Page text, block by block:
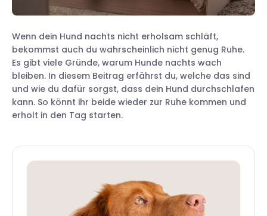
Wenn dein Hund nachts nicht erholsam schläft,
bekommst auch du wahrscheinlich nicht genug Ruhe.
Es gibt viele Gründe, warum Hunde nachts wach
bleiben. In diesem Beitrag erfährst du, welche das sind
und wie du dafür sorgst, dass dein Hund durchschlafen
kann. So könnt ihr beide wieder zur Ruhe kommen und
erholt in den Tag starten.